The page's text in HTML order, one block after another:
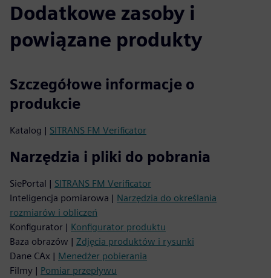
Dodatkowe zasoby i
powiązane produkty
Szczegółowe informacje o
produkcie
Katalog | SITRANS FM Verificator
Narzędzia i pliki do pobrania
SiePortal | SITRANS FM Verificator
Inteligencja pomiarowa | Narzędzia do określania
rozmiarów i obliczeń
Konfigurator | Konfigurator produktu
Baza obrazów | Zdjęcia produktów i rysunki
Dane CAx | Menedżer pobierania
Filmy | Pomiar przepływu